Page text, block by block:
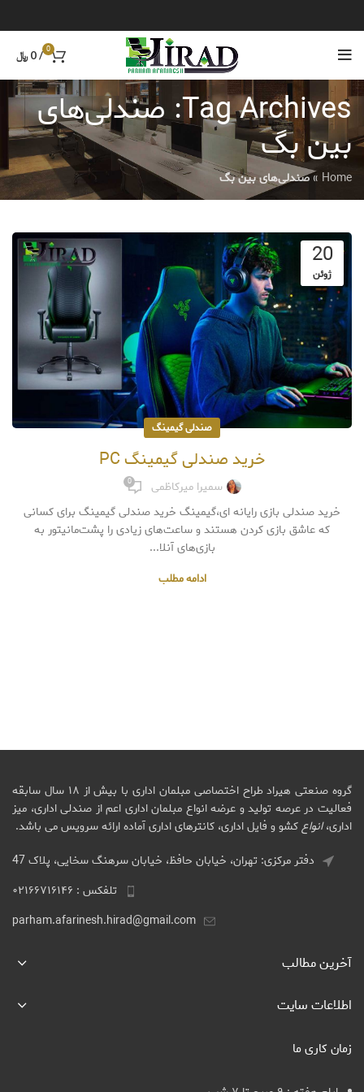
0
/
0 ﷼
Tag Archives: صندلی‌های
بین بگ
Home
»صندلی‌های بین بگ
20
ژوئن
صندلی گیمینگ
خرید صندلی گیمینگ PC
سمیرا میرکاظمی 0
خرید صندلی بازی رایانه ای،گیمینگ خرید صندلی گیمینگ برای کسانی
که عاشق بازی کردن هستند و ساعت‌های زیادی را پشت‌مانیتور به
بازی‌های آنلا...
ادامه مطلب
گروه صنعتی هیراد طراح اختصاصی مبلمان اداری با بیش از ۱۸ سال سابقه
فعالیت در عرصه تولید و عرضه انواع مبلمان اداری اعم از صندلی اداری، میز
اداری،انواعکشو و فایل اداری، کانترهای اداری آماده ارائه سرویس می باشد.
دفتر مرکزی: تهران، خیابان حافظ، خیابان سرهنگ سخایی، پلاک 47
تلفکس : ۰۲۱۶۶۷۱۶۱۴۶
parham.afarinesh.hirad@gmail.com
آخرین مطالب
اطلاعات سایت
زمان کاری ما